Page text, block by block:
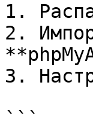
1.
2.
3.
```